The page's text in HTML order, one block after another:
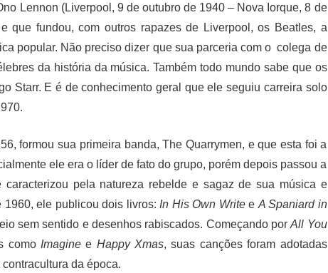
Lennon (Liverpool, 9 de outubro de 1940 – Nova Iorque, 8 de
que fundou, com outros rapazes de Liverpool, os Beatles, a
popular. Não preciso dizer que sua parceria com o colega de
da história da música. Também todo mundo sabe que os
Starr. E é de conhecimento geral que ele seguiu carreira solo
formou sua primeira banda, The Quarrymen, e que esta foi a
ele era o líder de fato do grupo, porém depois passou a
pela natureza rebelde e sagaz de sua música e
ele publicou dois livros: In His Own Writee A Spaniard in
sem sentido e desenhos rabiscados. Começando porAll You
como Imagine e Happy Xmas, suas canções foram adotadas
da época.